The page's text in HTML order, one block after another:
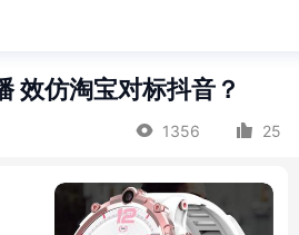
效仿淘宝对标抖音？
1356 25